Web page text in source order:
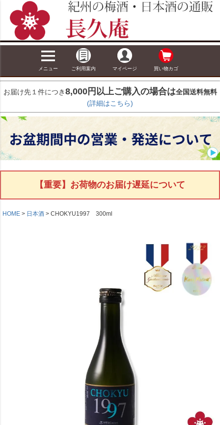
メニュー ご利用案内 マイページ 買い物カゴ
お届け先１件につき8,000円以上ご購入の場合は全国送料無料
(詳細はこちら)
【重要】お荷物のお届け遅延について
HOME 日本酒 CHOKYU1997 300ml